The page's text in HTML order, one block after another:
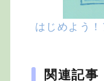
はじめよう
関連記事